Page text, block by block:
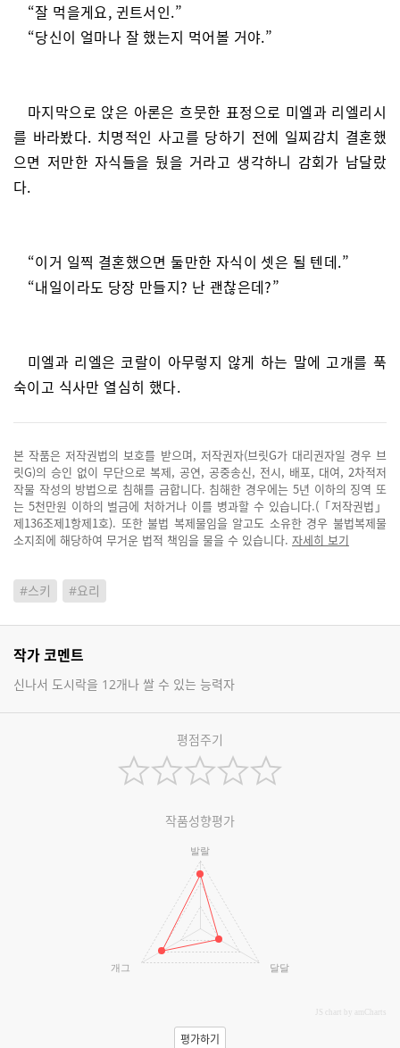
“잘 먹을게요, 귄트서인.”
“당신이 얼마나 잘 했는지 먹어볼 거야.”
마지막으로 앉은 아론은 흐뭇한 표정으로 미엘과 리엘리시
를 바라봤다. 치명적인 사고를 당하기 전에 일찌감치 결혼했
으면 저만한 자식들을 뒀을 거라고 생각하니 감회가 남달랐
다.
“이거 일찍 결혼했으면 둘만한 자식이 셋은 될 텐데.”
“내일이라도 당장 만들지? 난 괜찮은데?”
미엘과 리엘은 코랄이 아무렇지 않게 하는 말에 고개를 푹
숙이고 식사만 열심히 했다.
본 작품은 저작권법의 보호를 받으며, 저작권자(브릿G가 대리권자일 경우 브
릿G)의 승인 없이 무단으로 복제, 공연, 공중송신, 전시, 배포, 대여, 2차적저
작물 작성의 방법으로 침해를 금합니다. 침해한 경우에는 5년 이하의 징역 또
는 5천만원 이하의 벌금에 처하거나 이를 병과할 수 있습니다.(「저작권법」
제136조제1항제1호). 또한 불법 복제물임을 알고도 소유한 경우 불법복제물
소지죄에 해당하여 무거운 법적 책임을 물을 수 있습니다. 자세히 보기
#스키 #요리
작가 코멘트
신나서 도시락을 12개나 쌀 수 있는 능력자
평점주기
작품성향평가
발랄
달달
개그
JS chart by amCharts
평가하기